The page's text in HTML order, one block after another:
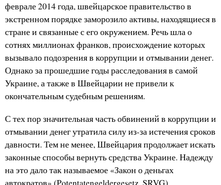
феврале 2014 года, швейцарское правительство в
экстренном порядке заморозило активы, находящиеся в
стране и связанные с его окружением. Речь шла о
сотнях миллионах франков, происхождение которых
вызывало подозрения в коррупции и отмывании денег.
Однако за прошедшие годы расследования в самой
Украине, а также в Швейцарии не привели к
окончательным судебным решениям.
С тех пор значительная часть обвинений в коррупции и
отмывании денег утратила силу из-за истечения сроков
давности. Тем не менее, Швейцария продолжает искать
законные способы вернуть средства Украине. Надежду
на это дало так называемое «Закон о деньгах